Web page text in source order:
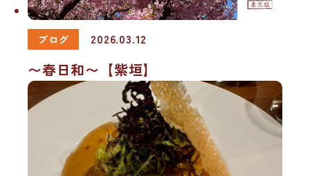
ブログ 2026.03.12
〜春日和〜【紫垣】